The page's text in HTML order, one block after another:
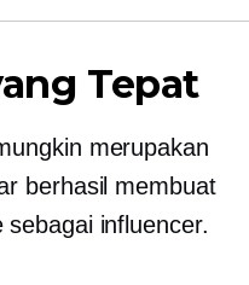
Tepat
merupakan
berhasil membuat
influencer.